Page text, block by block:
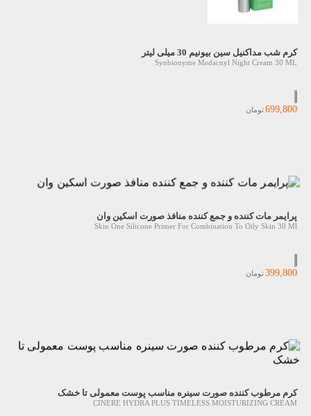
کرم شب مداکنیل سین بیونیم 30 میلی لیتر
Synbionyme Medacnyl Night Cream 30 ML
699,800تومان
پرایمر مات کننده و جمع کننده منافذ صورت اسکین وان
Skin One Silicone Primer For Combination To Oily Skin 30 Ml
399,800تومان
کرم مرطوب کننده صورت سینره مناسب پوست معمولی تا خشک
CINERE HYDRA PLUS TIMELESS MOISTURIZING CREAM